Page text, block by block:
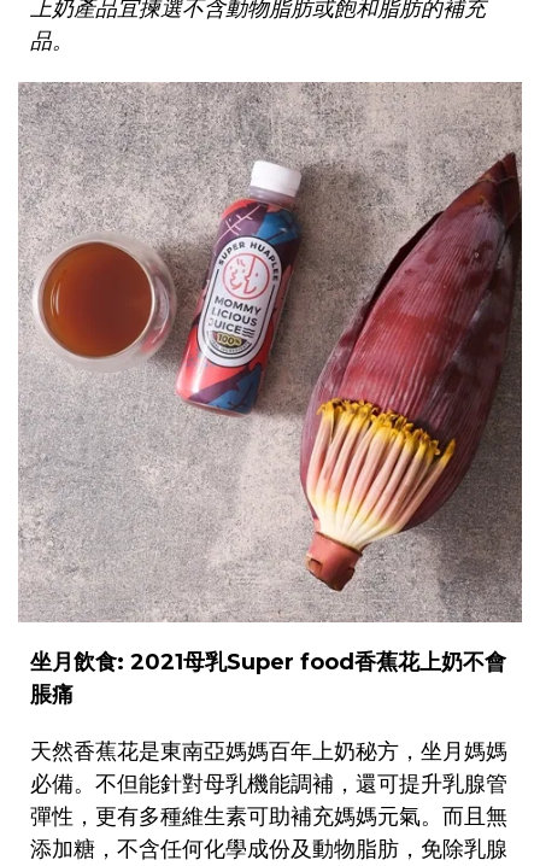
上奶產品宜揀選不含動物脂肪或飽和脂肪的補充
品。
坐月 飲食: 2021母乳Super food香蕉花上奶不會
脹痛
天然香蕉花是東南亞媽媽百年上奶秘方，坐月媽媽
必備。不但能針對母乳機能調補，還可提升乳腺管
彈性 ，更有多種維生素可助補充媽媽元氣。而且無
添加糖，不含任何化學成份及動物脂肪，免除乳腺